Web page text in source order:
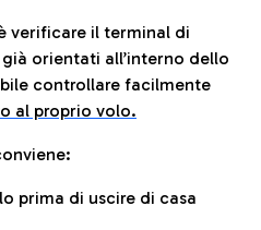
verificare il terminal di
orientati all’interno dello
controllare facilmente
al proprio volo.
prima di uscire di casa